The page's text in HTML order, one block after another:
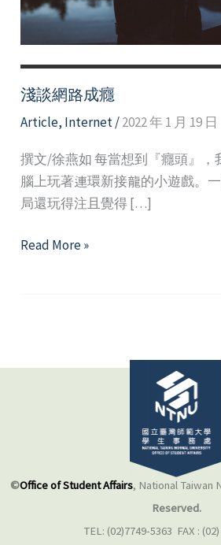
淺談網路成癮
Article, Internet/2022 年 1 月 19 日
撰文/徐燕如 每當想到『癮頭』，
腦上玩著連環新接龍的小遊戲。
局還玩得注且覺得 […]
淺
Read More »
©Office of Student Affairs, National Taiwan
Reserved.
TEL: (02)7749-5363 FAX :